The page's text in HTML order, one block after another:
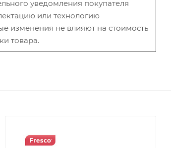
уведомления покупателя
или технологию
изменения не влияют на стоимость
товара.